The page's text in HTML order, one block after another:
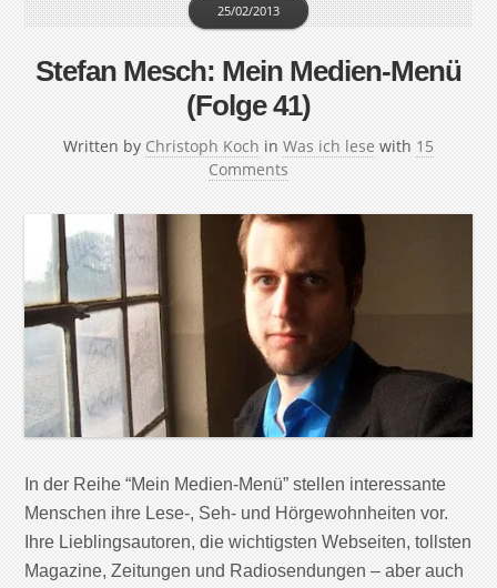
Stefan Mesch: Mein Medien-Menü
(Folge 41)
Written by Christoph Koch
25/02/2013
in Was ich lese with 15
Comments
In der Reihe “Mein Medien-Menü” stellen interessante
Menschen ihre Lese-, Seh- und Hörgewohnheiten vor.
Ihre Lieblingsautoren, die wichtigsten Webseiten, tollsten
Magazine, Zeitungen und Radiosendungen – aber auch